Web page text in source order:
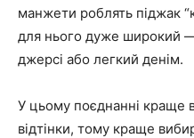
манжети роблять піджак
для нього дуже широкий
джерсі або легкий денім.
У цьому поєднанні краще
відтінки, тому краще